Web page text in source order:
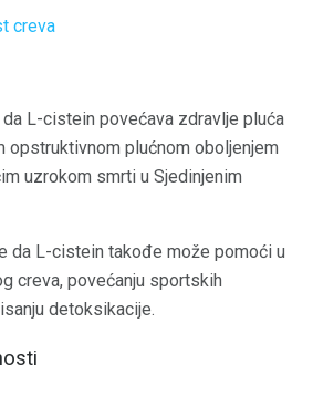
creva
L-cistein povećava zdravlje pluća
opstruktivnom plućnom oboljenjem
uzrokom smrti u Sjedinjenim
da L-cistein takođe može pomoći u
creva, povećanju sportskih
detoksikacije.